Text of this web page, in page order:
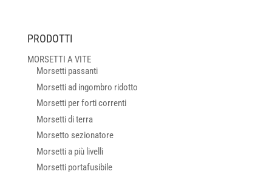
PRODOTTI
MORSETTI A VITE
Morsetti passanti
Morsetti ad ingombro ridotto
Morsetti per forti correnti
Morsetti di terra
Morsetto sezionatore
Morsetti a più livelli
Morsetti portafusibile